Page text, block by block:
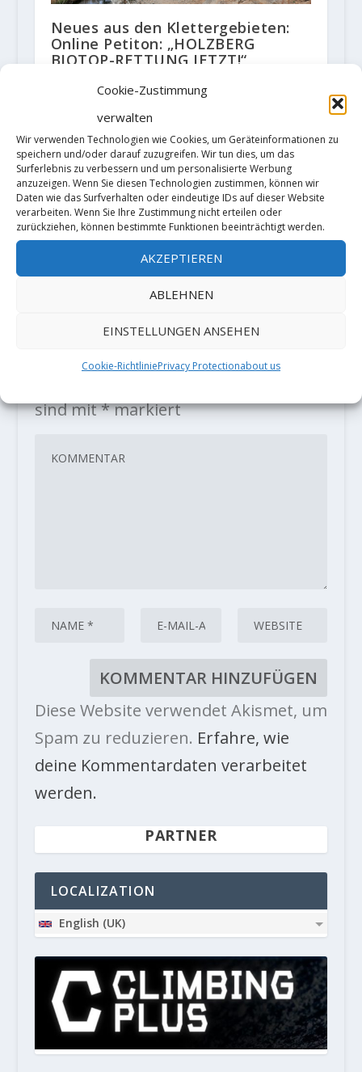
Cookie-Zustimmung
verwalten
Wir verwenden Technologien wie Cookies, um Geräteinformationen zu
speichern und/oder darauf zuzugreifen. Wir tun dies, um das
Surferlebnis zu verbessern und um personalisierte Werbung
anzuzeigen. Wenn Sie diesen Technologien zustimmen, können wir
Daten wie das Surfverhalten oder eindeutige IDs auf dieser Website
verarbeiten. Wenn Sie Ihre Zustimmung nicht erteilen oder
zurückziehen, können bestimmte Funktionen beeinträchtigt werden.
AKZEPTIEREN
ABLEHNEN
EINSTELLUNGEN ANSEHEN
Cookie-RichtliniePrivacy Protectionabout us
Neues aus den Klettergebieten:
Online Petiton: „HOLZBERG
BIOTOP-RETTUNG JETZT!“
TRACKBACKS/PINGBACKS
Ievgeniia Kazbekova klettert
"Father & Son" (8c/IX-) - Der
Kletterblock- […] Ende Mai konnte
Deine E-Mail-Adresse wird nicht
sind mit*markiert
Diese Website verwendet Akismet, um
Spam zu reduzieren. Erfahre, wie
deine Kommentardaten verarbeitet
werden.
PARTNER
LOCALIZATION
English (UK)